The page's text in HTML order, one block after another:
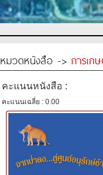
หมวดหนังสือ -> การเก
คะแนนหนังสือ :
คะแนนเฉลี่ย : 0.00